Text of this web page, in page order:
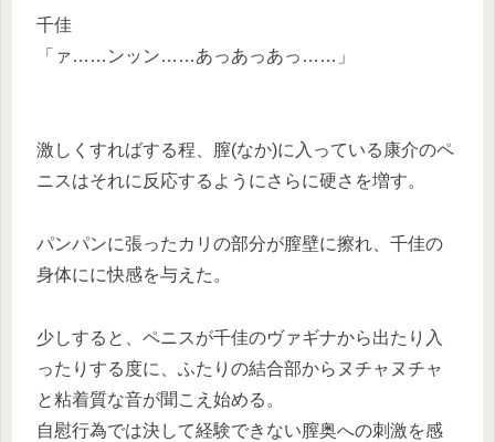
千佳
「ァ……ンッン……あっあっあっ……」
激しくすればする程、膣(なか)に入っている康介のペ
ニスはそれに反応するようにさらに硬さを増す。
パンパンに張ったカリの部分が膣壁に擦れ、千佳の
身体にに快感を与えた。
少しすると、ペニスが千佳のヴァギナから出たり入
ったりする度に、ふたりの結合部からヌチャヌチャ
と粘着質な音が聞こえ始める。
自慰行為では決して経験できない膣奥への刺激を感